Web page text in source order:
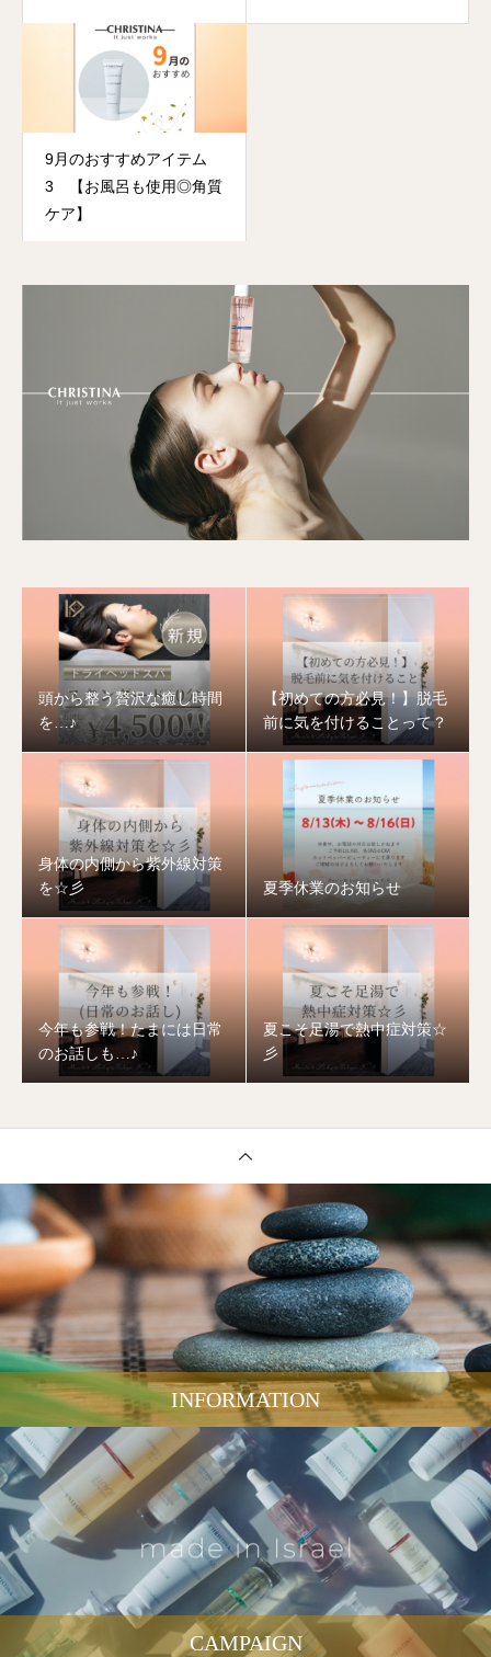
9月のおすすめアイテム
3 【お風呂も使用◎角質
ケア】
頭から整う贅沢な癒し時間
を…♪
【初めての方必見！】脱毛
前に気を付けることって？
身体の内側から紫外線対策
を☆彡
夏季休業のお知らせ
今年も参戦！たまには日常
のお話しも…♪
夏こそ足湯で熱中症対策☆
彡
INFORMATION
CAMPAIGN